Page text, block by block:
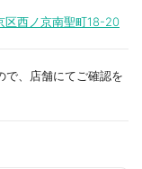
i
t
区西ノ京南聖町18-20
で、店舗にてご確認を